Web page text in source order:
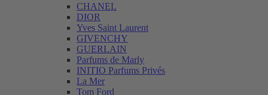
CHANEL
DIOR
Yves Saint Laurent
GIVENCHY
GUERLAIN
Parfums de Marly
INITIO Parfums Privés
La Mer
Tom Ford